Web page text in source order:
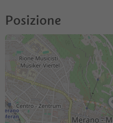
Posizione